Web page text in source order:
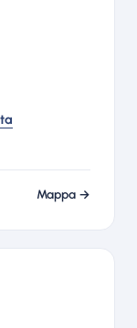
Mappa →